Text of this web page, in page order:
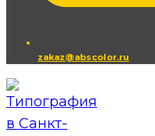
zakaz@abscolor.ru